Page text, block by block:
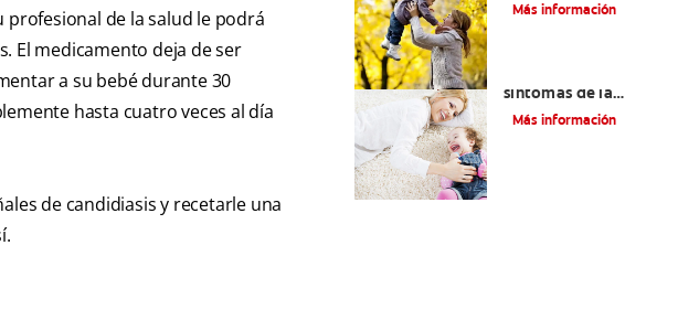
profesional de la salud le podrá
El medicamento deja de ser
a su bebé durante 30
hasta cuatro veces al día
de candidiasis y recetarle una
Más información
síntomas de la
dentición
Más información